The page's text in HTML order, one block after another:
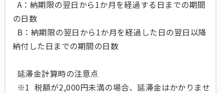
A：納期限の翌日から1か月を経過する日までの期間
の日数
B：納期限の翌日から1か月を経過した日の翌日以降
納付した日までの期間の日数
延滞金計算時の注意点
※1 税額が2,000円未満の場合、延滞金はかかりませ